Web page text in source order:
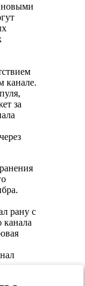
канале.
за
рану с
канала